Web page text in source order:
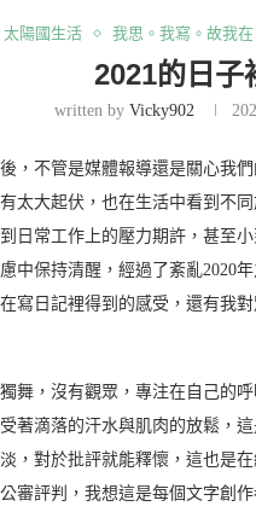
太陽國生活 我思。我寫。故我在
2021的日子
written byVicky902
，不管是媒體報導還是關心我
太大起伏，也在生活中看到不
日常工作上的壓力期許，甚至
中保持清醒，經過了紊亂2020
寫日記裡得到的感受，還有我
舞，沒有觀眾，專注在自己的
著滴落的汗水與肌肉的放鬆，
，對於批評就能釋懷，這也是
審評判，我想這是每個文字創